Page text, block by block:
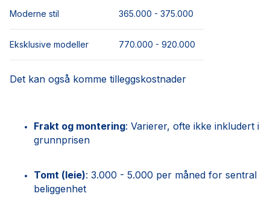
Moderne stil 365.000 - 375.000
Eksklusive modeller 770.000 - 920.000
Det kan også komme tilleggskostnader
Frakt og montering: Varierer, ofte ikke inkludert i
grunnprisen
Tomt (leie): 3.000 - 5.000 per måned for sentral
beliggenhet